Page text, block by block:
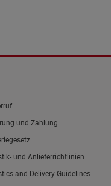
und Zahlung
und Anlieferrichtlinien
and Delivery Guidelines